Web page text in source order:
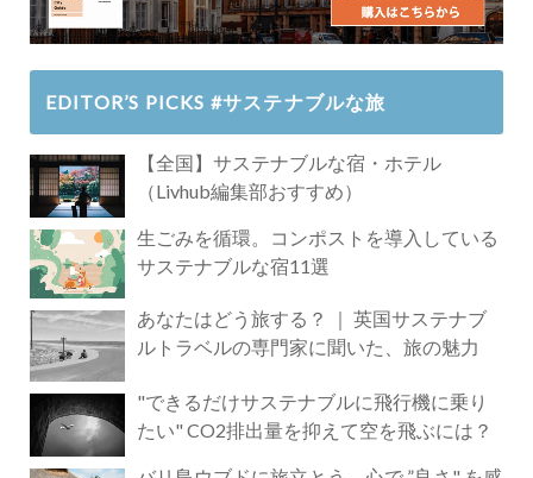
EDITOR’S PICKS #サステナブルな旅
【全国】サステナブルな宿・ホテル
（Livhub編集部おすすめ）
生ごみを循環。コンポストを導入している
サステナブルな宿11選
あなたはどう旅する？ ｜ 英国サステナブ
ルトラベルの専門家に聞いた、旅の魅力
"できるだけサステナブルに飛行機に乗り
たい" CO2排出量を抑えて空を飛ぶには？